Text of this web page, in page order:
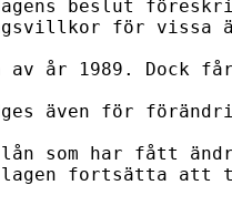
beslut
för vissa
av år 1989. Dock
även för
som har fått
fortsätta att